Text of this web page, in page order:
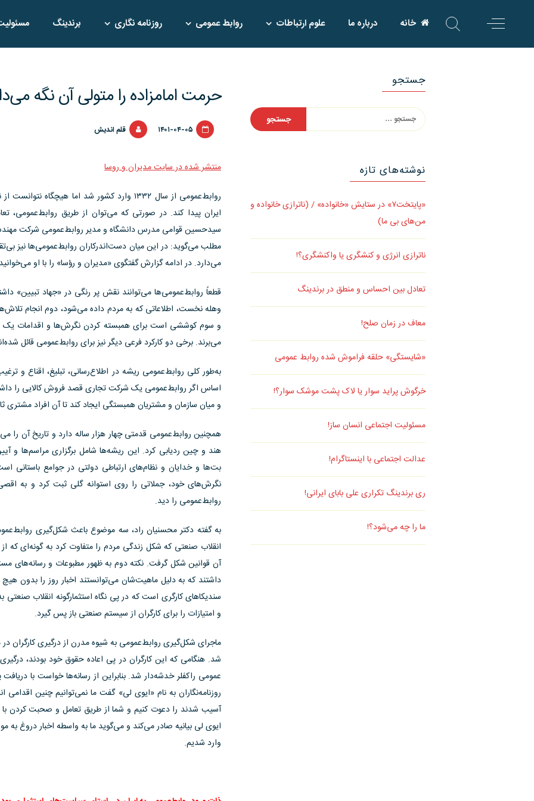
خانه درباره ما علوم ارتباطات روابط عمومی روزنامه نگاری برندینگ
حرمت امامزاده را متولی آن نگه
۱۴۰۱-۰۴-۰۵ قلم اندیش
منتشر شده در سایت مدیران و روسا
روابط‌عمومی از سال ۱۳۳۲ وارد کشور شد اما
ایران پیدا کند. در صورتی که می‌توان از طریق روابط‌عمومی،
سیدحسین قوامی مدرس دانشگاه و مدیر روابط‌عمومی شرکت
مطلب می‌گوید: در این میان دست‌اندرکاران روابط‌عمومی‌ها نیز
می‌دارد. در ادامه گزارش گفتگوی «مدیران و رؤسا» را با او
قطعاً روابط‌عمومی‌ها می‌توانند نقش پر رنگی در «جهاد تبیین»
وهله نخست، اطلاعاتی که به مردم داده می‌شود، دوم انجام
و سوم کوششی است برای همبسته کردن نگرش‌ها و اقدامات یک
می‌برند. برخی دو کارکرد فرعی دیگر نیز برای روابط‌عمومی قائل
به‌طور کلی روابط‌عمومی ریشه در اطلاع‌رسانی، تبلیغ، اقناع و
اساس اگر روابط‌عمومی یک شرکت تجاری قصد فروش کالایی را داشته
و میان سازمان و مشتریان همبستگی ایجاد کند تا آن افراد مشتری
همچنین رواﺑﻂ‌ﻋﻤﻮﻣﯽ ﻗﺪﻣﺘﯽ ﭼﻬﺎر ﻫﺰار ﺳﺎﻟﻪ دارد و ﺗﺎرﯾﺦ آن را
ﻫﻨﺪ و ﭼﯿﻦ ردﯾﺎﺑﯽ ﮐﺮد. اﯾﻦ رﯾﺸﻪ‌ﻫﺎ ﺷﺎﻣﻞ برگزاری مراسم‌ها و
ﺑﺖ‌ﻫﺎ و خدایان و ﻧﻈﺎم‌ﻫﺎی ارﺗﺒﺎﻃﯽ دوﻟﺘﯽ در ﺟﻮاﻣﻊ ﺑﺎﺳﺘﺎﻧﯽ
نگرش‌های خود، جملاتی را روی استوانه گلی ثبت کرد و به
روابط‌عمومی را دید.
به گفته دکتر محسنیان راد، سه موضوع باعث شکل‌گیری
انقلاب صنعتی که شکل زندگی مردم را متفاوت کرد به گونه‌ای
آن قوانین شکل گرفت. نکته دوم به ظهور مطبوعات و رسانه‌های
داشتند که به دلیل ماهیت‌شان می‌توانستند اخبار روز را بدون
سندیکاهای کارگری است که در پی نگاه استثمارگونه انقلاب
و امتیازات را برای کارگران از سیستم صنعتی باز پس گیرد.
ماجرای شکل‌گیری روابط‌عمومی به شیوه مدرن از درگیری کارگران در
شد. هنگامی که این کارگران در پی اعاده حقوق خود بودند،
عمومی راکفلر خدشه‌دار شد. بنابراین از رسانه‌ها خواست با
روزنامه‌نگاران به نام «ایوی لی» گفت ما نمی‌توانیم چنین اقدامی
آسیب شدند را دعوت کنیم و شما از طریق تعامل و صحبت کردن با
ایوی لی بیانیه صادر می‌کند و می‌گوید ما به واسطه اخبار دروغ
وارد شدیم.
جستجو
جستجو
برای:
نوشته‌های تازه
«پایتخت۷» در ستایش «خانواده» / (ناترازی خانواده و
من‌های بی ما)
ناترازی انرژی و کنشگری یا واکنشگری؟!
تعادل بین احساس و منطق در برندینگ
معاف در زمان صلح!
«شایستگی» حلقه فراموش شده روابط عمومی
خرگوش پراید سوار یا لاک پشت موشک سوار؟!
مسئولیت اجتماعی انسان ساز!
عدالت اجتماعی با اینستاگرام!
ری برندینگ تکراری علی بابای ایرانی!
ما را چه می‌شود؟!